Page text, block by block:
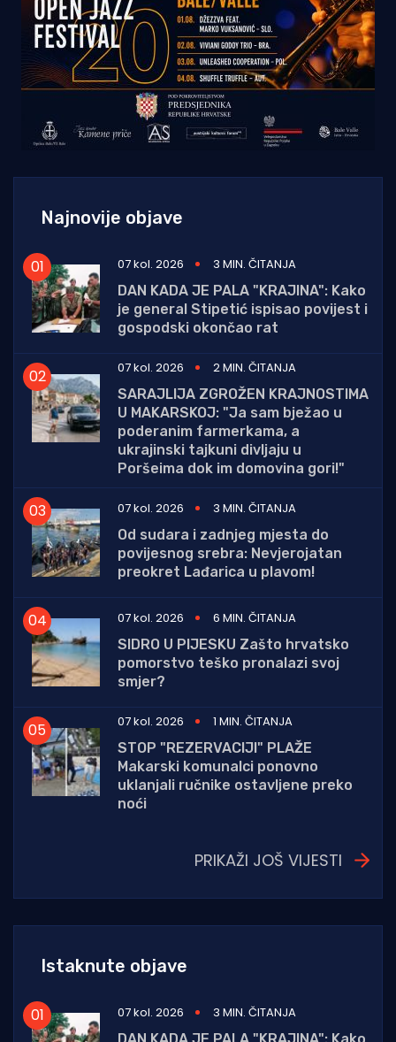
Najnovije objave
07 kol. 2026
3 MIN. ČITANJA
DAN KADA JE PALA "KRAJINA": Kako
je general Stipetić ispisao povijest i
gospodski okončao rat
07 kol. 2026
2 MIN. ČITANJA
SARAJLIJA ZGROŽEN KRAJNOSTIMA
U MAKARSKOJ: "Ja sam bježao u
poderanim farmerkama, a
ukrajinski tajkuni divljaju u
Poršeima dok im domovina gori!"
07 kol. 2026
3 MIN. ČITANJA
Od sudara i zadnjeg mjesta do
povijesnog srebra: Nevjerojatan
preokret Lađarica u plavom!
07 kol. 2026
6 MIN. ČITANJA
SIDRO U PIJESKU Zašto hrvatsko
pomorstvo teško pronalazi svoj
smjer?
07 kol. 2026
1 MIN. ČITANJA
STOP "REZERVACIJI" PLAŽE
Makarski komunalci ponovno
uklanjali ručnike ostavljene preko
noći
PRIKAŽI JOŠ VIJESTI
Istaknute objave
07 kol. 2026
3 MIN. ČITANJA
DAN KADA JE PALA "KRAJINA": Kako